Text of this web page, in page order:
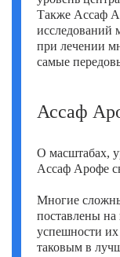
Также Ассаф
исследований
при лечении
самые
Ассаф
О масштабах,
Ассаф Арофе
Многие
поставлены на
успешности
таковым в